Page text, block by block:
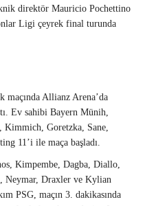
direktör Mauricio Pochettino
Ligi çeyrek final turunda
Allianz Arena’da
Ev sahibi Bayern Münih,
Kimmich, Goretzka, Sane,
11’i ile maça başladı.
Kimpembe, Dagba, Diallo,
Neymar, Draxler ve Kylian
PSG, maçın 3. dakikasında